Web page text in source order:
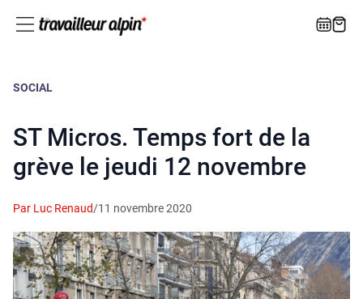
SOCIAL
ST Micros. Temps fort de la
grève le jeudi 12 novembre
Par Luc Renaud/11 novembre 2020